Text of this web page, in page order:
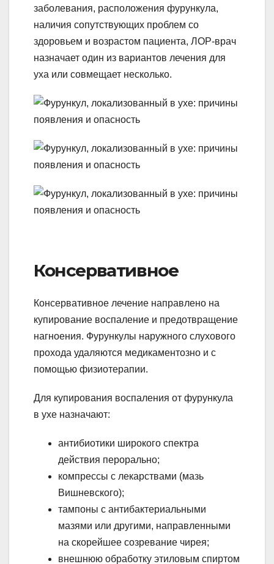
заболевания, расположения фурункула,
наличия сопутствующих проблем со
здоровьем и возрастом пациента, ЛОР-врач
назначает один из вариантов лечения для
уха или совмещает несколько.
Консервативное
Консервативное лечение направлено на
купирование воспаление и предотвращение
нагноения. Фурункулы наружного слухового
прохода удаляются медикаментозно и с
помощью физиотерапии.
Для купирования воспаления от фурункула
в ухе назначают:
антибиотики широкого спектра
действия перорально;
компрессы с лекарствами (мазь
Вишневского);
тампоны с антибактериальными
мазями или другими, направленными
на скорейшее созревание чирея;
внешнюю обработку этиловым спиртом